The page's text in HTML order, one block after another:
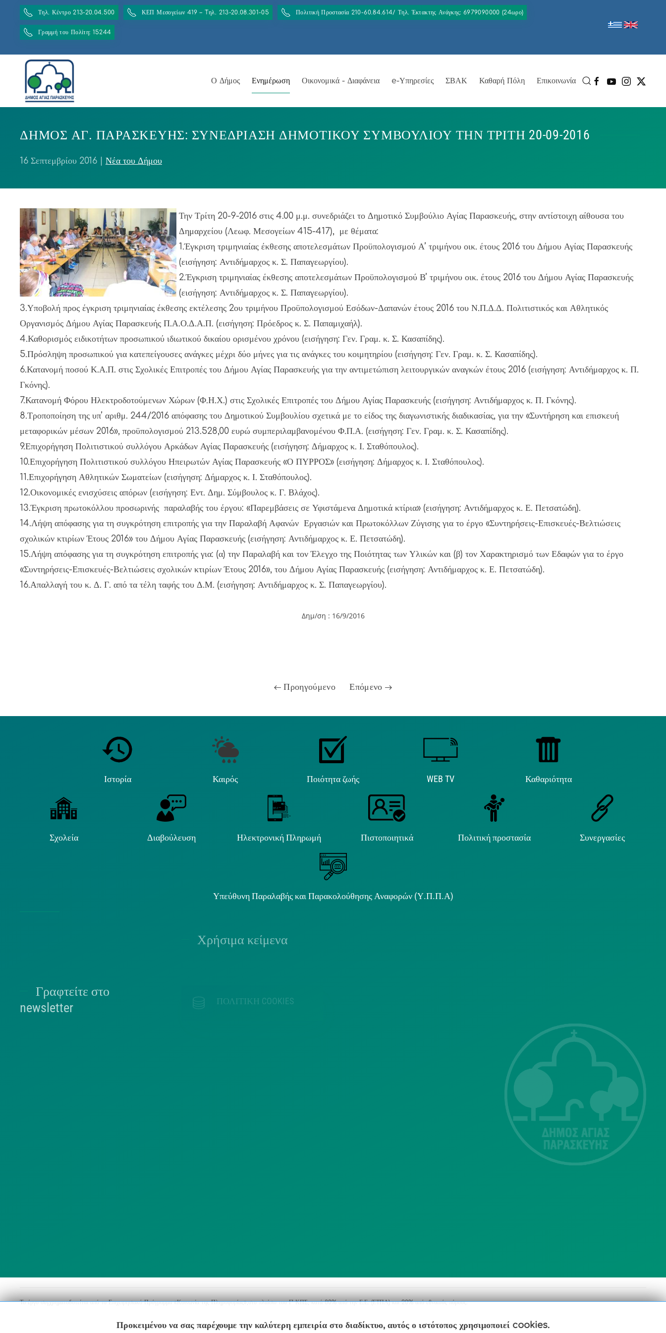
Τηλ. Κέντρο 213-20.04.500 ΚΕΠ Μεσογείων 419 – Tηλ. 213-20.08.301-05 Πολιτική Προστασία 210-60.84.614/ Τηλ. Έκτακτης Ανάγκης: 6979090000 (24ωρο)
Γραμμή του Πολίτη: 15244
Ο Δήμος Ενημέρωση Οικονομικά - Διαφάνεια e-Υπηρεσίες ΣΒΑΚ Καθαρή Πόλη Επικοινωνία
ΔΗΜΟΣ ΑΓ. ΠΑΡΑΣΚΕΥΗΣ: ΣΥΝΕΔΡΙΑΣΗ ΔΗΜΟΤΙΚΟΥ ΣΥΜΒΟΥΛΙΟΥ ΤΗΝ ΤΡΙΤΗ 20-09-2016
16 Σεπτεμβρίου 2016 Νέα του Δήμου
Την Τρίτη 20-9-2016 στις 4.00 μ.μ. συνεδριάζει το Δημοτικό Συμβούλιο Αγίας Παρασκευής, στην αντίστοιχη αίθουσα του
Δημαρχείου (Λεωφ. Μεσογείων 415-417), με θέματα:
1.Έγκριση τριμηνιαίας έκθεσης αποτελεσμάτων Προϋπολογισμού Α’ τριμήνου οικ. έτους 2016 του Δήμου Αγίας Παρασκευής
(εισήγηση: Αντιδήμαρχος κ. Σ. Παπαγεωργίου).
2.Έγκριση τριμηνιαίας έκθεσης αποτελεσμάτων Προϋπολογισμού Β’ τριμήνου οικ. έτους 2016 του Δήμου Αγίας Παρασκευής
(εισήγηση: Αντιδήμαρχος κ. Σ. Παπαγεωργίου).
3.Υποβολή προς έγκριση τριμηνιαίας έκθεσης εκτέλεσης 2ου τριμήνου Προϋπολογισμού Εσόδων-Δαπανών έτους 2016 του Ν.Π.Δ.Δ. Πολιτιστικός και Αθλητικός
Οργανισμός Δήμου Αγίας Παρασκευής Π.Α.Ο.Δ.Α.Π. (εισήγηση: Πρόεδρος κ. Σ. Παπαμιχαήλ).
4.Καθορισμός ειδικοτήτων προσωπικού ιδιωτικού δικαίου ορισμένου χρόνου (εισήγηση: Γεν. Γραμ. κ. Σ. Κασαπίδης).
5.Πρόσληψη προσωπικού για κατεπείγουσες ανάγκες μέχρι δύο μήνες για τις ανάγκες του κοιμητηρίου (εισήγηση: Γεν. Γραμ. κ. Σ. Κασαπίδης).
6.Κατανομή ποσού Κ.Α.Π. στις Σχολικές Επιτροπές του Δήμου Αγίας Παρασκευής για την αντιμετώπιση λειτουργικών αναγκών έτους 2016 (εισήγηση: Αντιδήμαρχος κ. Π.
Γκόνης).
7.Κατανομή Φόρου Ηλεκτροδοτούμενων Χώρων (Φ.Η.Χ.) στις Σχολικές Επιτροπές του Δήμου Αγίας Παρασκευής (εισήγηση: Αντιδήμαρχος κ. Π. Γκόνης).
8.Τροποποίηση της υπ’ αριθμ. 244/2016 απόφασης του Δημοτικού Συμβουλίου σχετικά με το είδος της διαγωνιστικής διαδικασίας, για την «Συντήρηση και επισκευή
μεταφορικών μέσων 2016», προϋπολογισμού 213.528,00 ευρώ συμπεριλαμβανομένου Φ.Π.Α. (εισήγηση: Γεν. Γραμ. κ. Σ. Κασαπίδης).
9.Επιχορήγηση Πολιτιστικού συλλόγου Αρκάδων Αγίας Παρασκευής (εισήγηση: Δήμαρχος κ. Ι. Σταθόπουλος).
10.Επιχορήγηση Πολιτιστικού συλλόγου Ηπειρωτών Αγίας Παρασκευής «Ο ΠΥΡΡΟΣ» (εισήγηση: Δήμαρχος κ. Ι. Σταθόπουλος).
11.Επιχορήγηση Αθλητικών Σωματείων (εισήγηση: Δήμαρχος κ. Ι. Σταθόπουλος).
12.Οικονομικές ενισχύσεις απόρων (εισήγηση: Εντ. Δημ. Σύμβουλος κ. Γ. Βλάχος).
13.Έγκριση πρωτοκόλλου προσωρινής παραλαβής του έργου: «Παρεμβάσεις σε Υφιστάμενα Δημοτικά κτίρια» (εισήγηση: Αντιδήμαρχος κ. Ε. Πετσατώδη).
14.Λήψη απόφασης για τη συγκρότηση επιτροπής για την Παραλαβή Αφανών Εργασιών και Πρωτοκόλλων Ζύγισης για το έργο «Συντηρήσεις-Επισκευές-Βελτιώσεις
σχολικών κτιρίων Έτους 2016» του Δήμου Αγίας Παρασκευής (εισήγηση: Αντιδήμαρχος κ. Ε. Πετσατώδη).
15.Λήψη απόφασης για τη συγκρότηση επιτροπής για: (α) την Παραλαβή και τον Έλεγχο της Ποιότητας των Υλικών και (β) τον Χαρακτηρισμό των Εδαφών για το έργο
«Συντηρήσεις-Επισκευές-Βελτιώσεις σχολικών κτιρίων Έτους 2016», του Δήμου Αγίας Παρασκευής (εισήγηση: Αντιδήμαρχος κ. Ε. Πετσατώδη).
16.Απαλλαγή του κ. Δ. Γ. από τα τέλη ταφής του Δ.Μ. (εισήγηση: Αντιδήμαρχος κ. Σ. Παπαγεωργίου).
Δημ/ση : 16/9/2016
Προηγούμενο Επόμενο
Ιστορία Καιρός Ποιότητα ζωής WEB TV Καθαριότητα
Σχολεία Διαβούλευση Ηλεκτρονική Πληρωμή Πιστοποιητικά Πολιτική προστασία Συνεργασίες
Υπεύθυνη Παραλαβής και Παρακολούθησης Αναφορών (Υ.Π.Π.Α)
Γραφτείτε στο
newsletter
Χρήσιμα κείμενα
ΠΟΛΙΤΙΚΗ COOKIES
το δήμο
415-417
Τ.Κ.15343
Αγία Παρασκευή
213 2004500
Το έργο συγχρηματοδοτείται από το Επιχειρησιακό Πρόγραμμα «Κοινωνία της Πληροφορίας»,στο πλαίσιο του Γ’ ΚΠΣ, κατά 80% από την Ε.Ε. (ΕΤΠΑ) και 20% από εθνικούς πόρους.
Προκειμένου να σας παρέχουμε την καλύτερη εμπειρία στο διαδίκτυο, αυτός ο ιστότοπος χρησιμοποιεί cookies.